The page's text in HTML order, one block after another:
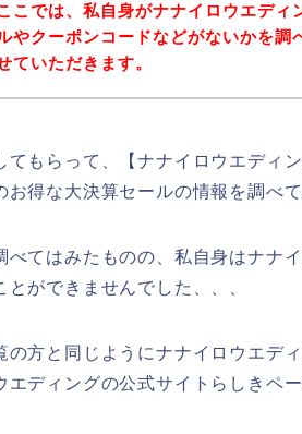
こでは、私自身がナナイロウエディ
やクーポンコードなどがないかを調
ていただきます。
てもらって、【ナナイロウエディ
得な大決算セールの情報を調べ
べてはみたものの、私自身はナナ
ができませんでした、、、
の方と同じようにナナイロウエデ
エディングの公式サイトらしきペ